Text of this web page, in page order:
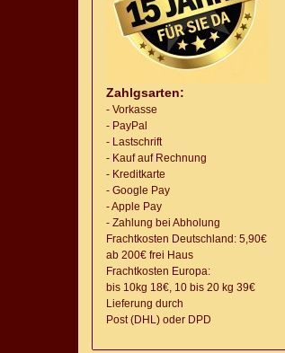
Zahlgsarten:
- Vorkasse
- PayPal
- Lastschrift
- Kauf auf Rechnung
- Kreditkarte
- Google Pay
- Apple Pay
- Zahlung bei Abholung
Frachtkosten Deutschland: 5,90€
ab 200€ frei Haus
Frachtkosten Europa:
bis 10kg 18€, 10 bis 20 kg 39€
Lieferung durch
Post (DHL) oder DPD